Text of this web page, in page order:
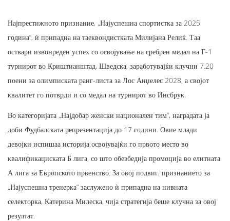
Најпрестижното признание, „Најуспешна спортистка за 2025
година“, ѝ припадна на таеквондистката Милијана Релиќ. Таа
оствари извонреден успех со освојување на сребрен медал на Г-1
турнирот во Криштианштад, Шведска, заработувајќи клучни 7.20
поени за олимписката ранг-листа за Лос Анџелес 2028, а својот
квалитет го потврди и со медал на турнирот во Инсбрук.
Во категоријата „Најдобар женски национален тим“, наградата ја
доби Фудбалската репрезентација до 17 години. Овие млади
девојки испишаа историја освојувајќи го првото место во
квалификациската Б лига, со што обезбедија промоција во елитната
А лига за Европското првенство. За овој подвиг, признанието за
„Најуспешна тренерка“ заслужено ѝ припадна на нивната
селекторка, Катерина Милеска, чија стратегија беше клучна за овој
резултат.